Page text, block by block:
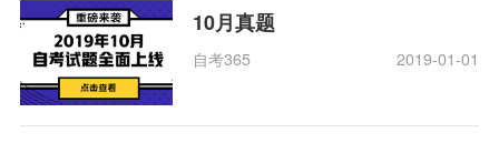
10月真题
自考365 2019-01-01